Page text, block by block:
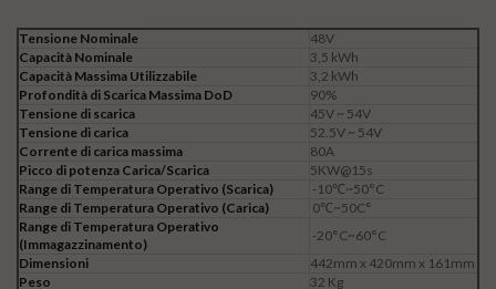
Tensione Nominale
48V
Capacità Nominale
3,5 kWh
Capacità Massima Utilizzabile
3,2 kWh
Profondità di Scarica Massima DoD
90%
Tensione di scarica
45V ~ 54V
Tensione di carica
52.5V ~ 54V
Corrente di carica massima
80A
Picco di potenza Carica/Scarica
5KW@15s
Range di Temperatura Operativo (Scarica)
-10℃~50°C
Range di Temperatura Operativo (Carica)
0℃~50C°
Range di Temperatura Operativo
(Immagazzinamento)
-20°C~60°C
Dimensioni
442mm x 420mm x 161mm
Peso
32 Kg